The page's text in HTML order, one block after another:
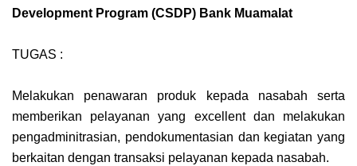
Development Program (CSDP) Bank Muamalat
TUGAS :
Melakukan penawaran produk kepada nasabah serta
memberikan pelayanan yang excellent dan melakukan
pengadminitrasian, pendokumentasian dan kegiatan yang
berkaitan dengan transaksi pelayanan kepada nasabah.